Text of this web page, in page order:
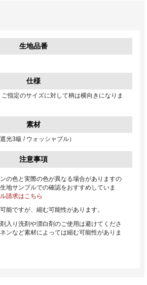
生地品番
仕様
指定のサイズに対して柄は横向きになりま
素材
光3級 / ウォッシャブル）
注意事項
の色と実際の色が異なる場合がありますの
地サンプルでの確認をおすすめしていま
請求はこちら
能ですが、縮む可能性があります。
入り洗剤や漂白剤のご使用は避けてくださ
ンなど素材によっては縮む可能性がありま